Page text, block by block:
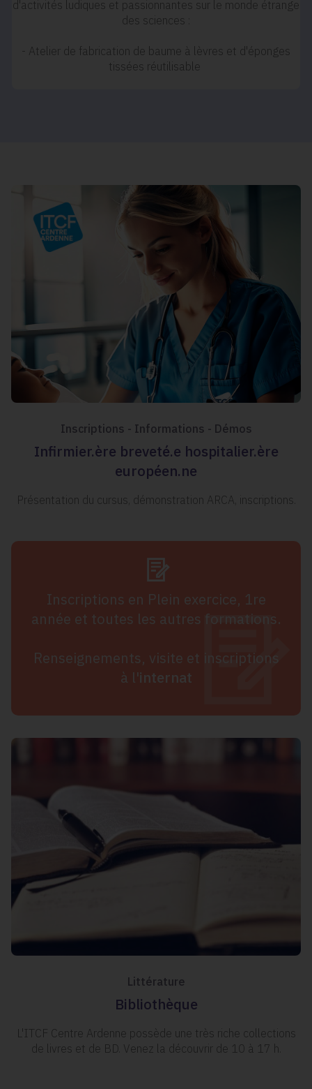
d'activités ludiques et passionnantes sur le monde étrange
des sciences :
- Atelier de fabrication de baume à lèvres et d'éponges
tissées réutilisable
Inscriptions - Informations - Démos
Infirmier.ère breveté.e hospitalier.ère
européen.ne
Présentation du cursus, démonstration ARCA, inscriptions.
Inscriptions en Plein exercice, 1re
année et toutes les autres formations.
Renseignements, visite et inscriptions
à l'internat
Littérature
Bibliothèque
L'ITCF Centre Ardenne possède une très riche collections
de livres et de BD. Venez la découvrir de 10 à 17 h.